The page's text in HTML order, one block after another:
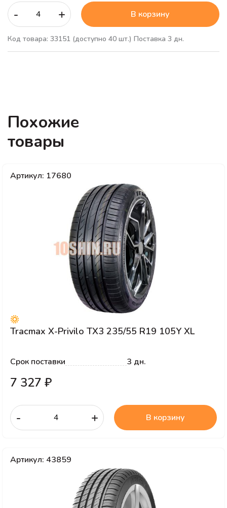
- + В корзину
Код товара: 33151 (доступно 40 шт.) Поставка 3 дн.
Похожие
товары
Артикул: 17680
Tracmax X-Privilo TX3 235/55 R19 105Y XL
Срок поставки 3 дн.
7 327 ₽
- + В корзину
Артикул: 43859